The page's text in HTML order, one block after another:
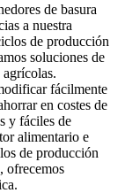
de basura
a nuestra
de producción
soluciones de
fácilmente
en costes de
y fáciles de
alimentario e
de producción
ofrecemos